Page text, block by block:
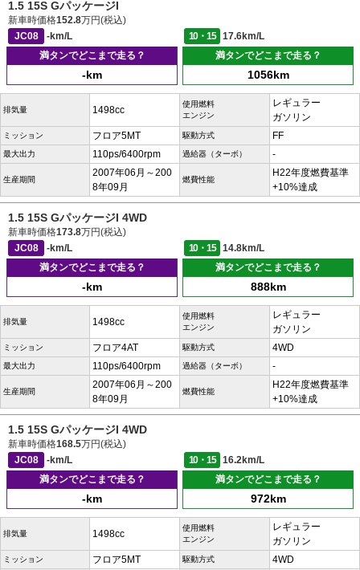
1.5 15S GパッケージI
新車時価格152.8万円(税込)
JC08
-km/L 10・15
17.6km/L
満タンでどこまで走る？
-km
満タンでどこまで走る？
1056km
排気量 1498cc
使用燃料
エンジン
レギュラー
ガソリン
ミッション フロア5MT 駆動方式 FF
最大出力 110ps/6400rpm 過給器（ターボ） -
生産期間
2007年06月～200
8年09月
燃費性能
H22年度燃費基準
+10%達成
1.5 15S GパッケージI 4WD
新車時価格173.8万円(税込)
JC08
-km/L 10・15
14.8km/L
満タンでどこまで走る？
-km
満タンでどこまで走る？
888km
排気量 1498cc
使用燃料
エンジン
レギュラー
ガソリン
ミッション フロア4AT 駆動方式 4WD
最大出力 110ps/6400rpm 過給器（ターボ） -
生産期間
2007年06月～200
8年09月
燃費性能
H22年度燃費基準
+10%達成
1.5 15S GパッケージI 4WD
新車時価格168.5万円(税込)
JC08
-km/L 10・15
16.2km/L
満タンでどこまで走る？
-km
満タンでどこまで走る？
972km
排気量 1498cc
使用燃料
エンジン
レギュラー
ガソリン
ミッション フロア5MT 駆動方式 4WD